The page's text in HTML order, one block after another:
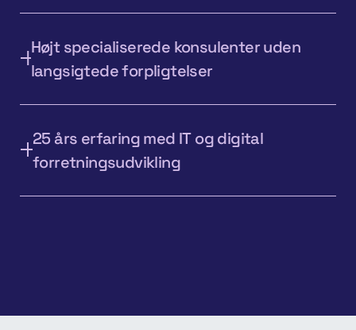
Højt specialiserede konsulenter uden
langsigtede forpligtelser
25 års erfaring med IT og digital
forretningsudvikling